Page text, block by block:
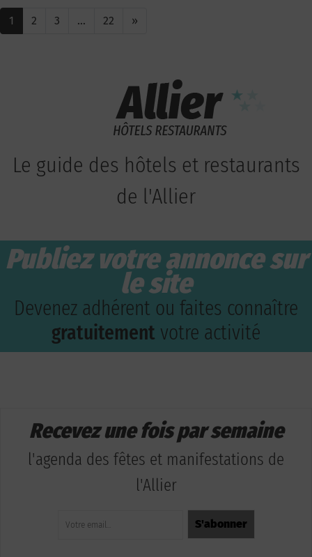
1 2 3 … 22 »
Le guide des hôtels et restaurants
de l'Allier
Publiez votre annonce sur
le site
Devenez adhérent ou faites connaître
gratuitement votre activité
Recevez une fois par semaine
l'agenda des fêtes et manifestations de
l'Allier